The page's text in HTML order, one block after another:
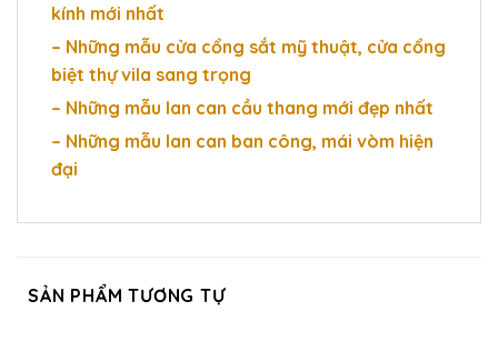
kính mới nhất
– Những mẫu cửa cổng sắt mỹ thuật, cửa cổng
biệt thự vila sang trọng
– Những mẫu lan can cầu thang mới đẹp nhất
– Những mẫu lan can ban công, mái vòm hiện
đại
SẢN PHẨM TƯƠNG TỰ